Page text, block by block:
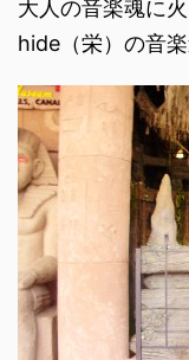
大人の音楽魂に
hide（栄）の音